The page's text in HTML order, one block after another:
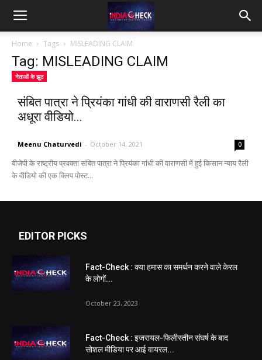
IndiaCheck
Home Tags MISLEADING CLAIM
Tag: MISLEADING CLAIM
नेताओं के झूठ
संबित पात्रा ने प्रियंका गांधी की वाराणसी रैली का
अधूरा वीडियो...
Meenu Chaturvedi - October 14, 2021 0
बीजेपी के राष्ट्रीय प्रवक्ता संबित पात्रा ने प्रियंका गांधी की वाराणसी में हुई किसान न्याय रैली
के वीडियो की एक क्लिप पोस्ट...
EDITOR PICKS
Fact-Check : क्या हमास का समर्थन करने वाले केरल
के लोगों...
October 23, 2023
Fact-Check : इजरायल-फिलीस्तीन संघर्ष के बाद
सोशल मीडिया पर आई वायरल...